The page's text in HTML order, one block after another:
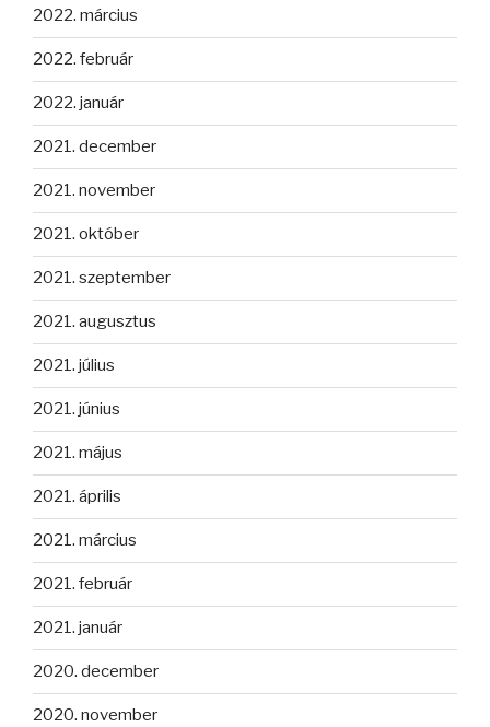
2022. március
2022. február
2022. január
2021. december
2021. november
2021. október
2021. szeptember
2021. augusztus
2021. július
2021. június
2021. május
2021. április
2021. március
2021. február
2021. január
2020. december
2020. november